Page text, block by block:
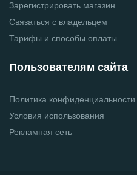
Зарегистрировать магазин
Связаться с владельцем
Тарифы и способы оплаты
Пользователям сайта
Политика конфиденциальности
Условия использования
Рекламная сеть